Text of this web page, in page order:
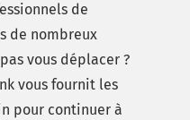
de
de nombreux
vous déplacer ?
vous fournit les
pour continuer à